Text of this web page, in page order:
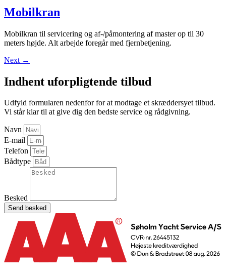
Mobilkran
Mobilkran til servicering og af-/påmontering af master op til 30
meters højde. Alt arbejde foregår med fjernbetjening.
Next →
Indhent uforpligtende tilbud
Udfyld formularen nedenfor for at modtage et skræddersyet tilbud.
Vi står klar til at give dig den bedste service og rådgivning.
Navn
E-mail
Telefon
Bådtype
Besked
Send besked